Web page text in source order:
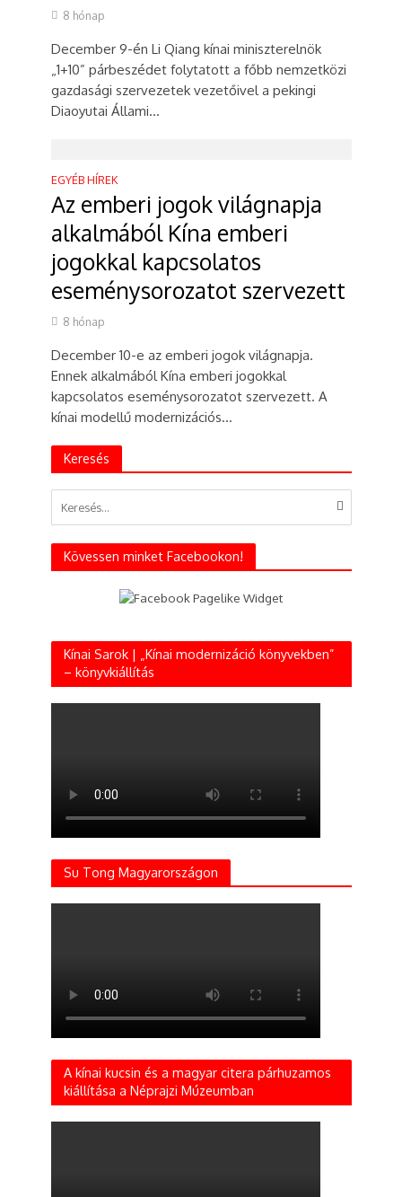
8 hónap
December 9-én Li Qiang kínai miniszterelnök
„1+10” párbeszédet folytatott a főbb nemzetközi
gazdasági szervezetek vezetőivel a pekingi
Diaoyutai Állami...
EGYÉB HÍREK
Az emberi jogok világnapja
alkalmából Kína emberi
jogokkal kapcsolatos
eseménysorozatot szervezett
8 hónap
December 10-e az emberi jogok világnapja.
Ennek alkalmából Kína emberi jogokkal
kapcsolatos eseménysorozatot szervezett. A
kínai modellű modernizációs...
Keresés
Kövessen minket Facebookon!
Kínai Sarok | „Kínai modernizáció könyvekben”
– könyvkiállítás
Su Tong Magyarországon
A kínai kucsin és a magyar citera párhuzamos
kiállítása a Néprajzi Múzeumban